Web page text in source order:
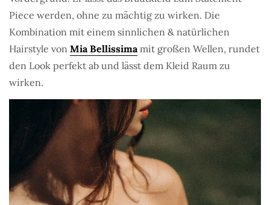
Piece werden, ohne zu mächtig zu wirken. Die
Kombination mit einem sinnlichen & natürlichen
Hairstyle von Mia Bellissima mit großen Wellen, rundet
den Look perfekt ab und lässt dem Kleid Raum zu
wirken.